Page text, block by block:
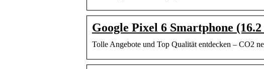
Google Pixel 6 Smartphone
Tolle Angebote und Top Qualität entdecken – CO2